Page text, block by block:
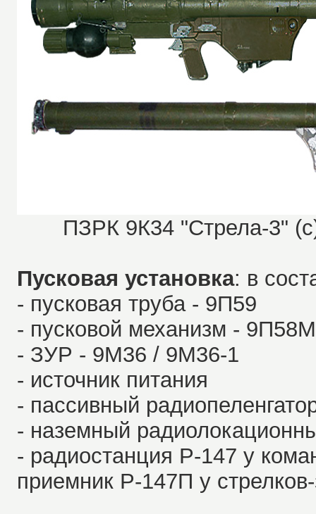
ПЗРК 9К34 "Стрела-3"
Пусковая установка: в
- пусковая труба - 9П59
- пусковой механизм - 9П58М
- ЗУР - 9М36 / 9М36-1
- источник питания
- пассивный
- наземный
- радиостанция Р-147 у
приемник Р-147П у